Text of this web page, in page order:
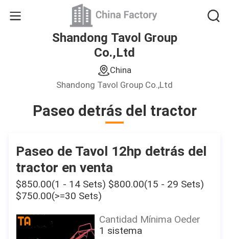
Shandong Tavol Group
Co.,Ltd
China
Shandong Tavol Group Co.,Ltd
Paseo detrás del tractor
Paseo de Tavol 12hp detrás del
tractor en venta
$850.00(1 - 14 Sets) $800.00(15 - 29 Sets)
$750.00(>=30 Sets)
Cantidad Mínima Oeder
1 sistema